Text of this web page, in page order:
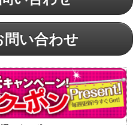
問い合わせ